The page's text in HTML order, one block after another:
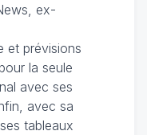
ex-
et prévisions
la seule
avec ses
avec sa
tableaux